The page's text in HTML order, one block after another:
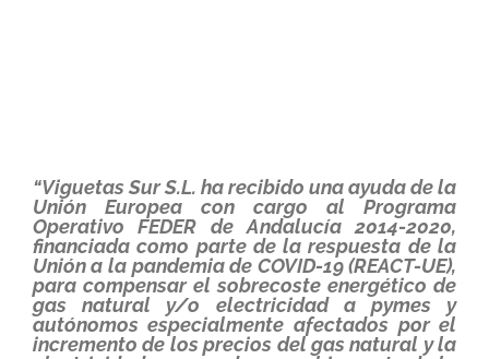
“Viguetas Sur S.L. ha recibido una ayuda de la
Unión Europea con cargo al Programa
Operativo FEDER de Andalucía 2014-2020,
financiada como parte de la respuesta de la
Unión a la pandemia de COVID-19 (REACT-UE),
para compensar el sobrecoste energético de
gas natural y/o electricidad a pymes y
autónomos especialmente afectados por el
incremento de los precios del gas natural y la